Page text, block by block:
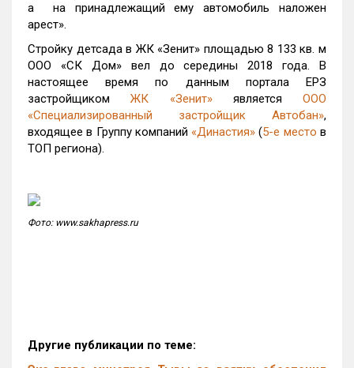
а на принадлежащий ему автомобиль наложен
арест».
Стройку детсада в ЖК «Зенит» площадью 8 133 кв. м
ООО «СК Дом» вел до середины 2018 года. В
настоящее время по данным портала ЕРЗ
застройщикомЖК «Зенит»является ООО
«Специализированный застройщик Автобан»,
входящее в Группу компаний «Династия» (5-е место в
ТОП региона).
Фото: www.sakhapress.ru
Другие публикации по теме: